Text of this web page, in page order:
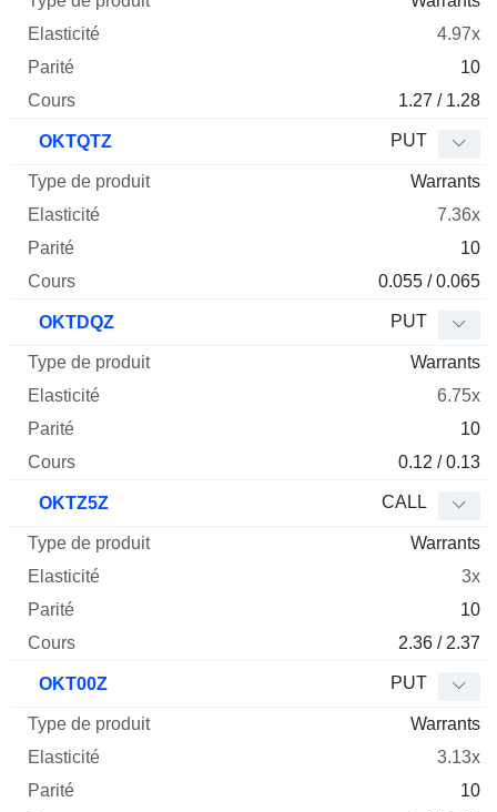
4.97x
10
1.27 / 1.28
OKTQTZ PUT
Warrants
7.36x
10
0.055 / 0.065
OKTDQZ PUT
Warrants
6.75x
10
0.12 / 0.13
OKTZ5Z CALL
Warrants
3x
10
2.36 / 2.37
OKT00Z PUT
Warrants
3.13x
10